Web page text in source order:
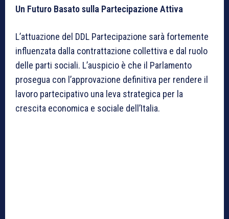
Un Futuro Basato sulla Partecipazione Attiva
L’attuazione del DDL Partecipazione sarà fortemente
influenzata dalla contrattazione collettiva e dal ruolo
delle parti sociali. L’auspicio è che il Parlamento
prosegua con l’approvazione definitiva per rendere il
lavoro partecipativo una leva strategica per la
crescita economica e sociale dell’Italia.